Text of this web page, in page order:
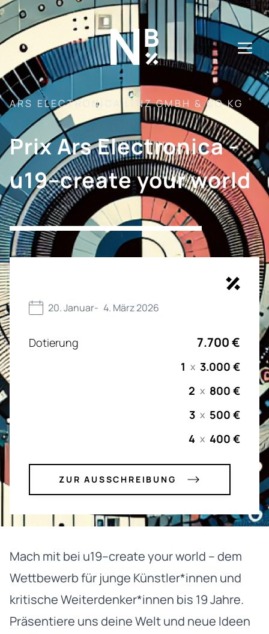
Direkt
zum
Inhalt
ARS ELECTRONICA LINZ GMBH & CO KG
Prix Ars Electronica -
u19–create your world
20. Januar- 4. März 2026
Dotierung 7.700 €
1 x 3.000 €
2 x 800 €
3 x 500 €
4 x 400 €
ZUR AUSSCHREIBUNG
Mach mit bei u19–create your world – dem
Wettbewerb für junge Künstler*innen und
kritische Weiterdenker*innen bis 19 Jahre.
Präsentiere uns deine Welt und neue Ideen